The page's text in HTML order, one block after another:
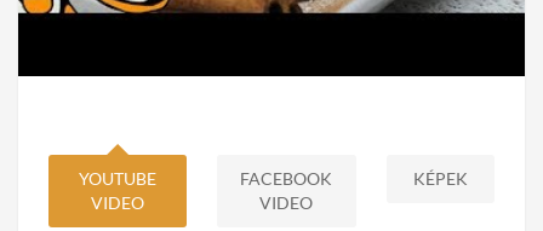
YOUTUBE
VIDEO
FACEBOOK
VIDEO
KÉPEK